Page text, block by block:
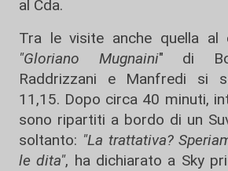
al Cda.
Tra le visite anche quella al
"Gloriano Mugnaini" di
Raddrizzani e Manfredi si
11,15. Dopo circa 40 minuti,
sono ripartiti a bordo di un
soltanto: "La trattativa?
le dita", ha dichiarato a Sky